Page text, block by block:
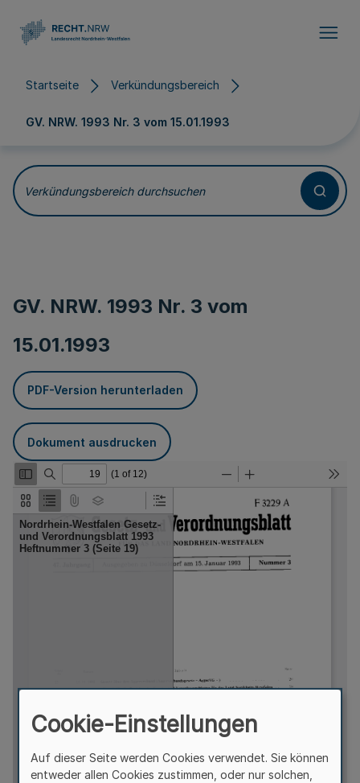
Startseite Verkündungsbereich
GV. NRW. 1993 Nr. 3 vom 15.01.1993
Verkündungsbereich durchsuchen
GV. NRW. 1993 Nr. 3 vom
15.01.1993
PDF-Version herunterladen
Dokument ausdrucken
Cookie-Einstellungen
Auf dieser Seite werden Cookies verwendet. Sie können
entweder allen Cookies zustimmen, oder nur solchen,